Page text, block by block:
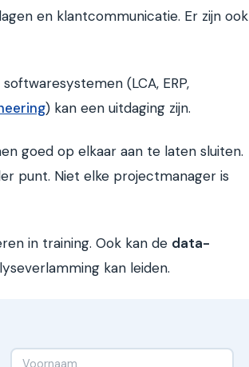
en klantcommunicatie. Er zijn ook
(LCA, ERP,
) kan een uitdaging zijn.
goed op elkaar aan te laten sluiten.
punt. Niet elke projectmanager is
in training. Ook kan de data-
kan leiden.